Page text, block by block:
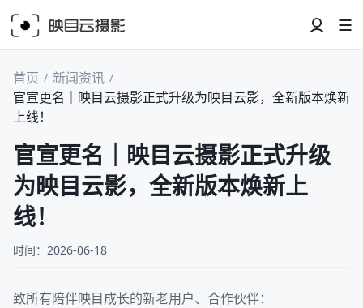
首页 / 新闻资讯 /
官宣更名｜映目云摄影正式升级为映目云影，全新版本焕新
上线！
官宣更名｜映目云摄影正式升级
为映目云影，全新版本焕新上
线！
时间：2026-06-18
致所有陪伴映目成长的新老用户、合作伙伴：